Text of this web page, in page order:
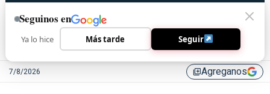
7/8/2026 library_addAgreganos
Seguinos en
Ya lo hice Más tarde Seguir